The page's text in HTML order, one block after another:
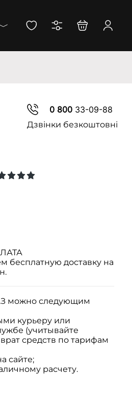
0 80033-09-88
Дзвінки безкоштовні
бесплатную доставку на
можно следующим
курьеру или
(учитывайте
средств по тарифам
сайте;
расчету.